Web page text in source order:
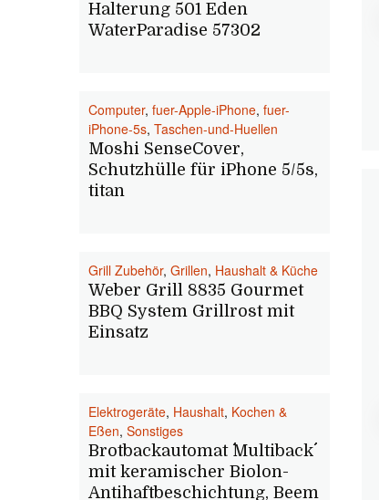
Halterung 501 Eden
WaterParadise 57302
Computer, fuer-Apple-iPhone, fuer-
iPhone-5s, Taschen-und-Huellen
Moshi SenseCover,
Schutzhülle für iPhone 5/5s,
titan
Grill Zubehör, Grillen, Haushalt & Küche
Weber Grill 8835 Gourmet
BBQ System Grillrost mit
Einsatz
Elektrogeräte, Haushalt, Kochen &
Eßen, Sonstiges
Brotbackautomat ´´Multiback´´
mit keramischer Biolon-
Antihaftbeschichtung, Beem